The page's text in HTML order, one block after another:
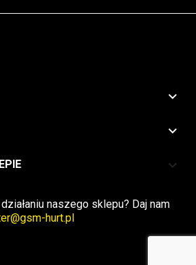


keyboard_arrow_down
naszego sklepu? Daj nam
hurt.pl